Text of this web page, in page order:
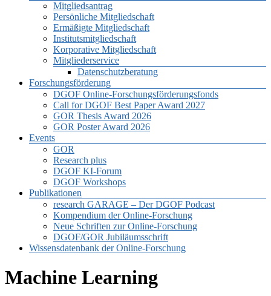
Mitgliedsantrag
Persönliche Mitgliedschaft
Ermäßigte Mitgliedschaft
Institutsmitgliedschaft
Korporative Mitgliedschaft
Mitgliederservice
Datenschutzberatung
Forschungsförderung
DGOF Online-Forschungsförderungsfonds
Call for DGOF Best Paper Award 2027
GOR Thesis Award 2026
GOR Poster Award 2026
Events
GOR
Research plus
DGOF KI-Forum
DGOF Workshops
Publikationen
research GARAGE – Der DGOF Podcast
Kompendium der Online-Forschung
Neue Schriften zur Online-Forschung
DGOF/GOR Jubiläumsschrift
Wissensdatenbank der Online-Forschung
Machine Learning